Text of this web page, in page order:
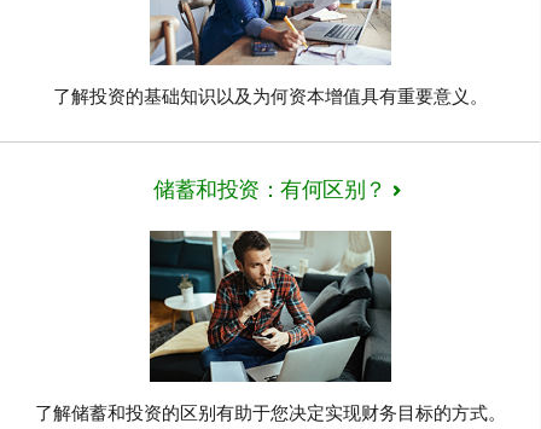
了解投资的基础知识以及为何资本增值具有重要意义。
储蓄和投资：有何区别？
了解储蓄和投资的区别有助于您决定实现财务目标的方式。